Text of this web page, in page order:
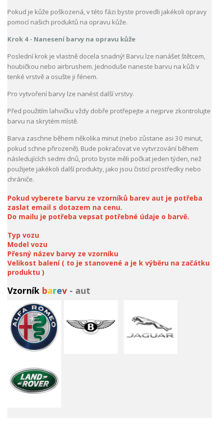
Pokud je kůže poškozená, v této fázi byste provedli jakékoli opravy
pomocí našich produktů na opravu kůže.
Krok 4 - Nanesení barvy na opravu kůže
Poslední krok je vlastně docela snadný! Barvu lze nanášet štětcem,
houbičkou nebo airbrushem. Jednoduše naneste barvu na kůži v
tenké vrstvě a osušte ji fénem.
Pro vytvoření barvy lze nanést další vrstvy.
Před použitím lahvičku vždy dobře protřepejte a nejprve zkontrolujte
barvu na skrytém místě.
Barva zaschne během několika minut (nebo zůstane asi 30 minut,
pokud schne přirozeně). Bude pokračovat ve vytvrzování během
následujících sedmi dnů, proto byste měli počkat jeden týden, než
použijete jakékoli další produkty, jako jsou čisticí prostředky nebo
chrániče.
Pokud vyberete barvu ze vzorníků barev aut je potřeba
zaslat email s dotazem na cenu.
Do mailu je potřeba vepsat potřebné údaje o barvě.
Typ vozu
Model vozu
Přesný název barvy ze vzorníku
Velikost balení ( to je stanovené a je k výběru na začátku
produktu )
Vzorník barev - aut